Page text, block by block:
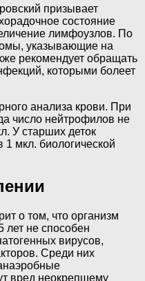
призывает
состояние
лимфоузлов. По
указывающие на
рекомендует обращать
которыми болеет
анализа крови. При
число нейтрофилов не
У старших деток
1 мкл. биологической
о том, что организм
лет не способен
вирусов,
Среди них
вред неокрепшему